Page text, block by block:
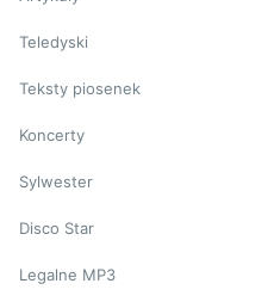
Teledyski
Teksty piosenek
Koncerty
Sylwester
Disco Star
Legalne MP3